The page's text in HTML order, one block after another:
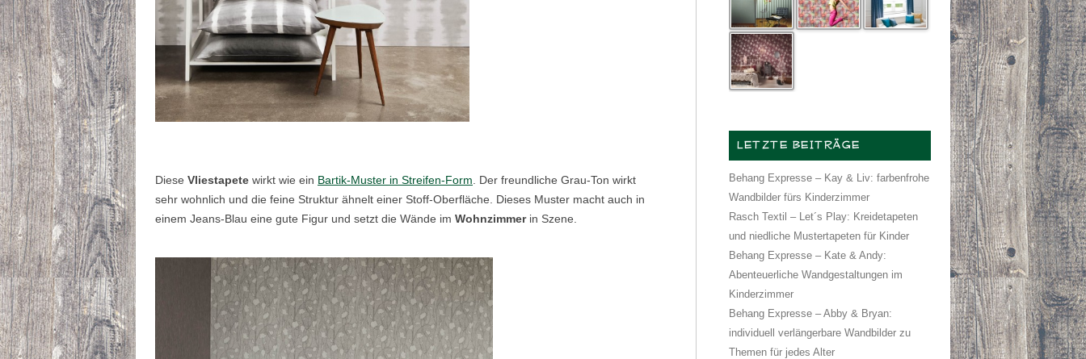
Diese Vliestapete wirkt wie ein Bartik-Muster in Streifen-Form . Der freundliche Grau-Ton wirkt
sehr wohnlich und die feine Struktur ähnelt einer Stoff-Oberfläche. Dieses Muster macht auch in
einem Jeans-Blau eine gute Figur und setzt die Wände im Wohnzimmerin Szene.
LETZTE BEITRÄGE
Behang Expresse – Kay & Liv: farbenfrohe
Wandbilder fürs Kinderzimmer
Rasch Textil – Let´s Play: Kreidetapeten
und niedliche Mustertapeten für Kinder
Behang Expresse – Kate & Andy:
Abenteuerliche Wandgestaltungen im
Kinderzimmer
Behang Expresse – Abby & Bryan:
individuell verlängerbare Wandbilder zu
Themen für jedes Alter